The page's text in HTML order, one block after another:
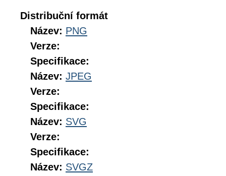
Distribuční formát
Název: PNG
Verze:
Specifikace:
Název: JPEG
Verze:
Specifikace:
Název: SVG
Verze:
Specifikace:
Název: SVGZ